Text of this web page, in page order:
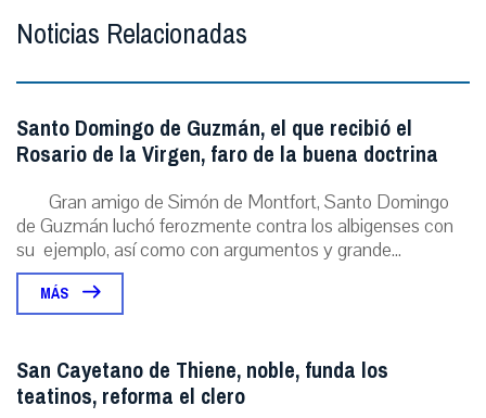
Noticias Relacionadas
Santo Domingo de Guzmán, el que recibió el
Rosario de la Virgen, faro de la buena doctrina
Gran amigo de Simón de Montfort, Santo Domingo
de Guzmán luchó ferozmente contra los albigenses con
su ejemplo, así como con argumentos y grande...
MÁS
San Cayetano de Thiene, noble, funda los
teatinos, reforma el clero